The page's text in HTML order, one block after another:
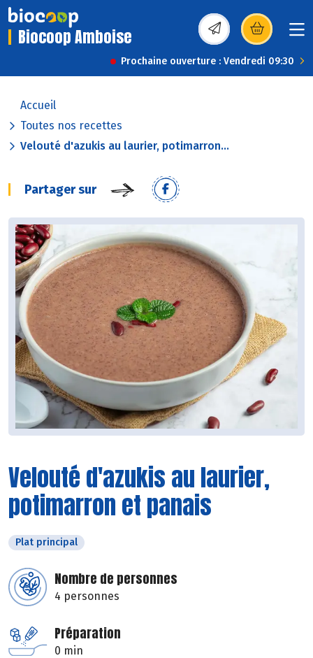
Biocoop Amboise (s’ouvre dans une
Prochaine ouverture : Vendredi 09:30
Accueil
Toutes nos recettes
Velouté d'azukis au laurier, potimarron...
Partager sur
Velouté d'azukis au laurier,
potimarron et panais
Plat principal
Nombre de personnes
4 personnes
Préparation
0 min